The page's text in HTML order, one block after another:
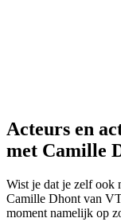
Acteurs en
met Camille
Wist je dat je zelf ook
Camille Dhont van
moment namelijk op